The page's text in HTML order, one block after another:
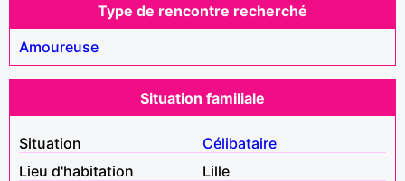
Type de rencontre recherché
Amoureuse
Situation familiale
Situation
Célibataire
Lieu d'habitation
Lille